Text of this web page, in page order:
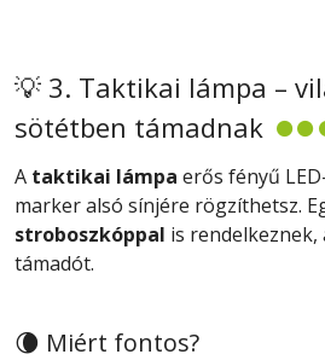
💡 3. Taktikai lámpa –
sötétben támadnak
A taktikai lámpa erős fényű
marker alsó sínjére rögzíthetsz.
stroboszkóppal is rendelkeznek,
támadót.
🌘 Miért fontos?